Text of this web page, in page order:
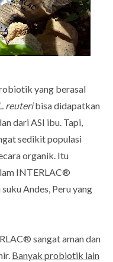
yang berasal
reuteribisa didapatkan
dari ASI ibu. Tapi,
sedikit populasi
organik. Itu
INTERLAC®
Andes, Peru yang
sangat aman dan
Banyak probiotik lain